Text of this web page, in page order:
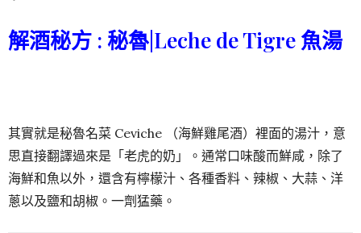
解酒秘方 : 秘魯|Leche de Tigre 魚湯
其實就是秘魯名菜 Ceviche （海鮮雞尾酒）裡面的湯汁，意
思直接翻譯過來是「老虎的奶」。通常口味酸而鮮咸，除了
海鮮和魚以外，還含有檸檬汁、各種香料、辣椒、大蒜、洋
蔥以及鹽和胡椒。一劑猛藥。